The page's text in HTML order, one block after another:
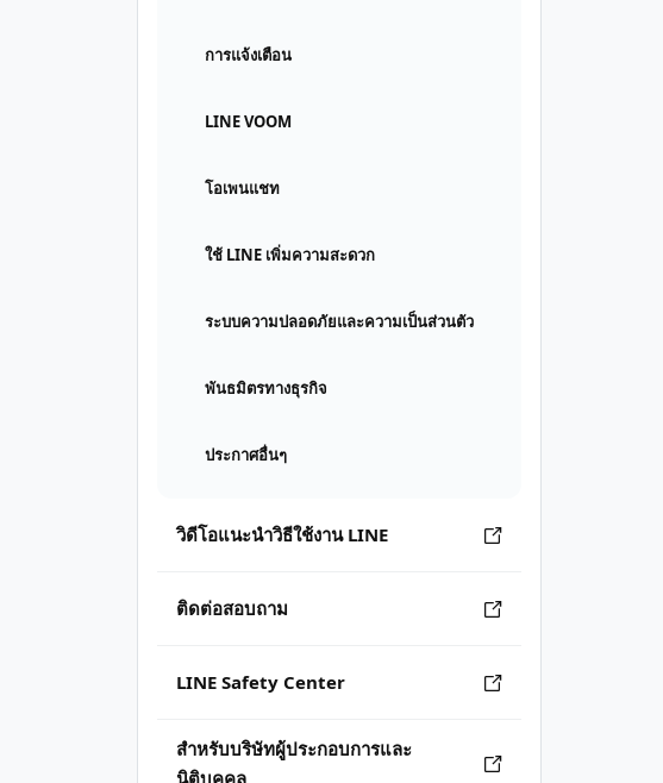
การแจ้งเตือน
LINE VOOM
โอเพนแชท
ใช้ LINE เพิ่มความสะดวก
ระบบความปลอดภัยและความเป็นส่วนตัว
พันธมิตรทางธุรกิจ
ประกาศอื่นๆ
วิดีโอแนะนำวิธีใช้งาน LINE
ติดต่อสอบถาม
LINE Safety Center
สำหรับบริษัทผู้ประกอบการและ
นิติบุคคล